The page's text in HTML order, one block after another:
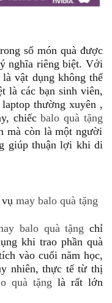
số món quà được
nghĩa riêng biệt. Với
là vật dụng không thể
là các bạn sinh viên,
thường xuyên ,
chiếcbalo quà tặng
mà còn là một người
giúp thuận lợi khi di
may balo quà tặng
balo quà tặng chỉ
khi trao phần quà
vào cuối năm học,
nhiên, thực tế từ thị
quà tặng là rất lớn